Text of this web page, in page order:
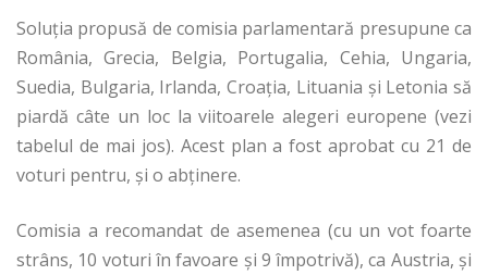
Soluția propusă de comisia parlamentară presupune ca
România, Grecia, Belgia, Portugalia, Cehia, Ungaria,
Suedia, Bulgaria, Irlanda, Croația, Lituania și Letonia să
piardă câte un loc la viitoarele alegeri europene (vezi
tabelul de mai jos). Acest plan a fost aprobat cu 21 de
voturi pentru, și o abținere.
Comisia a recomandat de asemenea (cu un vot foarte
strâns, 10 voturi în favoare și 9 împotrivă), ca Austria, și